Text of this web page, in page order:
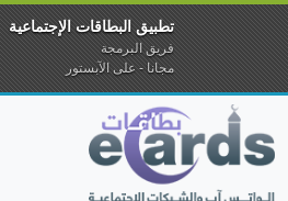
تطبيق البطاقات الإجتماعية
فريق البرمجة
مجانا - على الآبستور